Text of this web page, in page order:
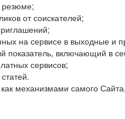
резюме;
от соискателей;
на сервисе в выходные и
включающий в
сервисов;
механизмами самого